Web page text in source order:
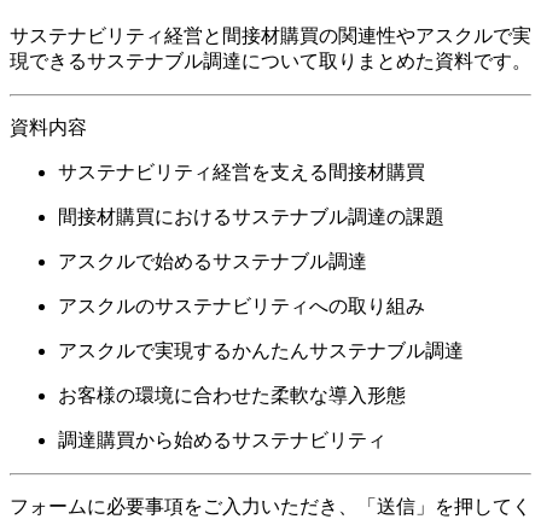
サステナビリティ経営と間接材購買の関連性やアスクルで実
現できるサステナブル調達について取りまとめた資料です。
資料内容
サステナビリティ経営を支える間接材購買
間接材購買におけるサステナブル調達の課題
アスクルで始めるサステナブル調達
アスクルのサステナビリティへの取り組み
アスクルで実現するかんたんサステナブル調達
お客様の環境に合わせた柔軟な導入形態
調達購買から始めるサステナビリティ
フォームに必要事項をご入力いただき、「送信」を押してく